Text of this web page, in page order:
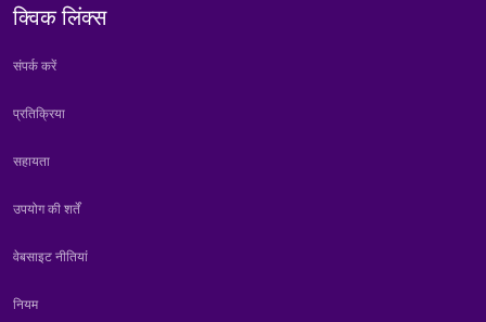
क्विक लिंक्स
संपर्क करें
प्रतिक्रिया
सहायता
उपयोग की शर्तें
वेबसाइट नीतियां
नियम